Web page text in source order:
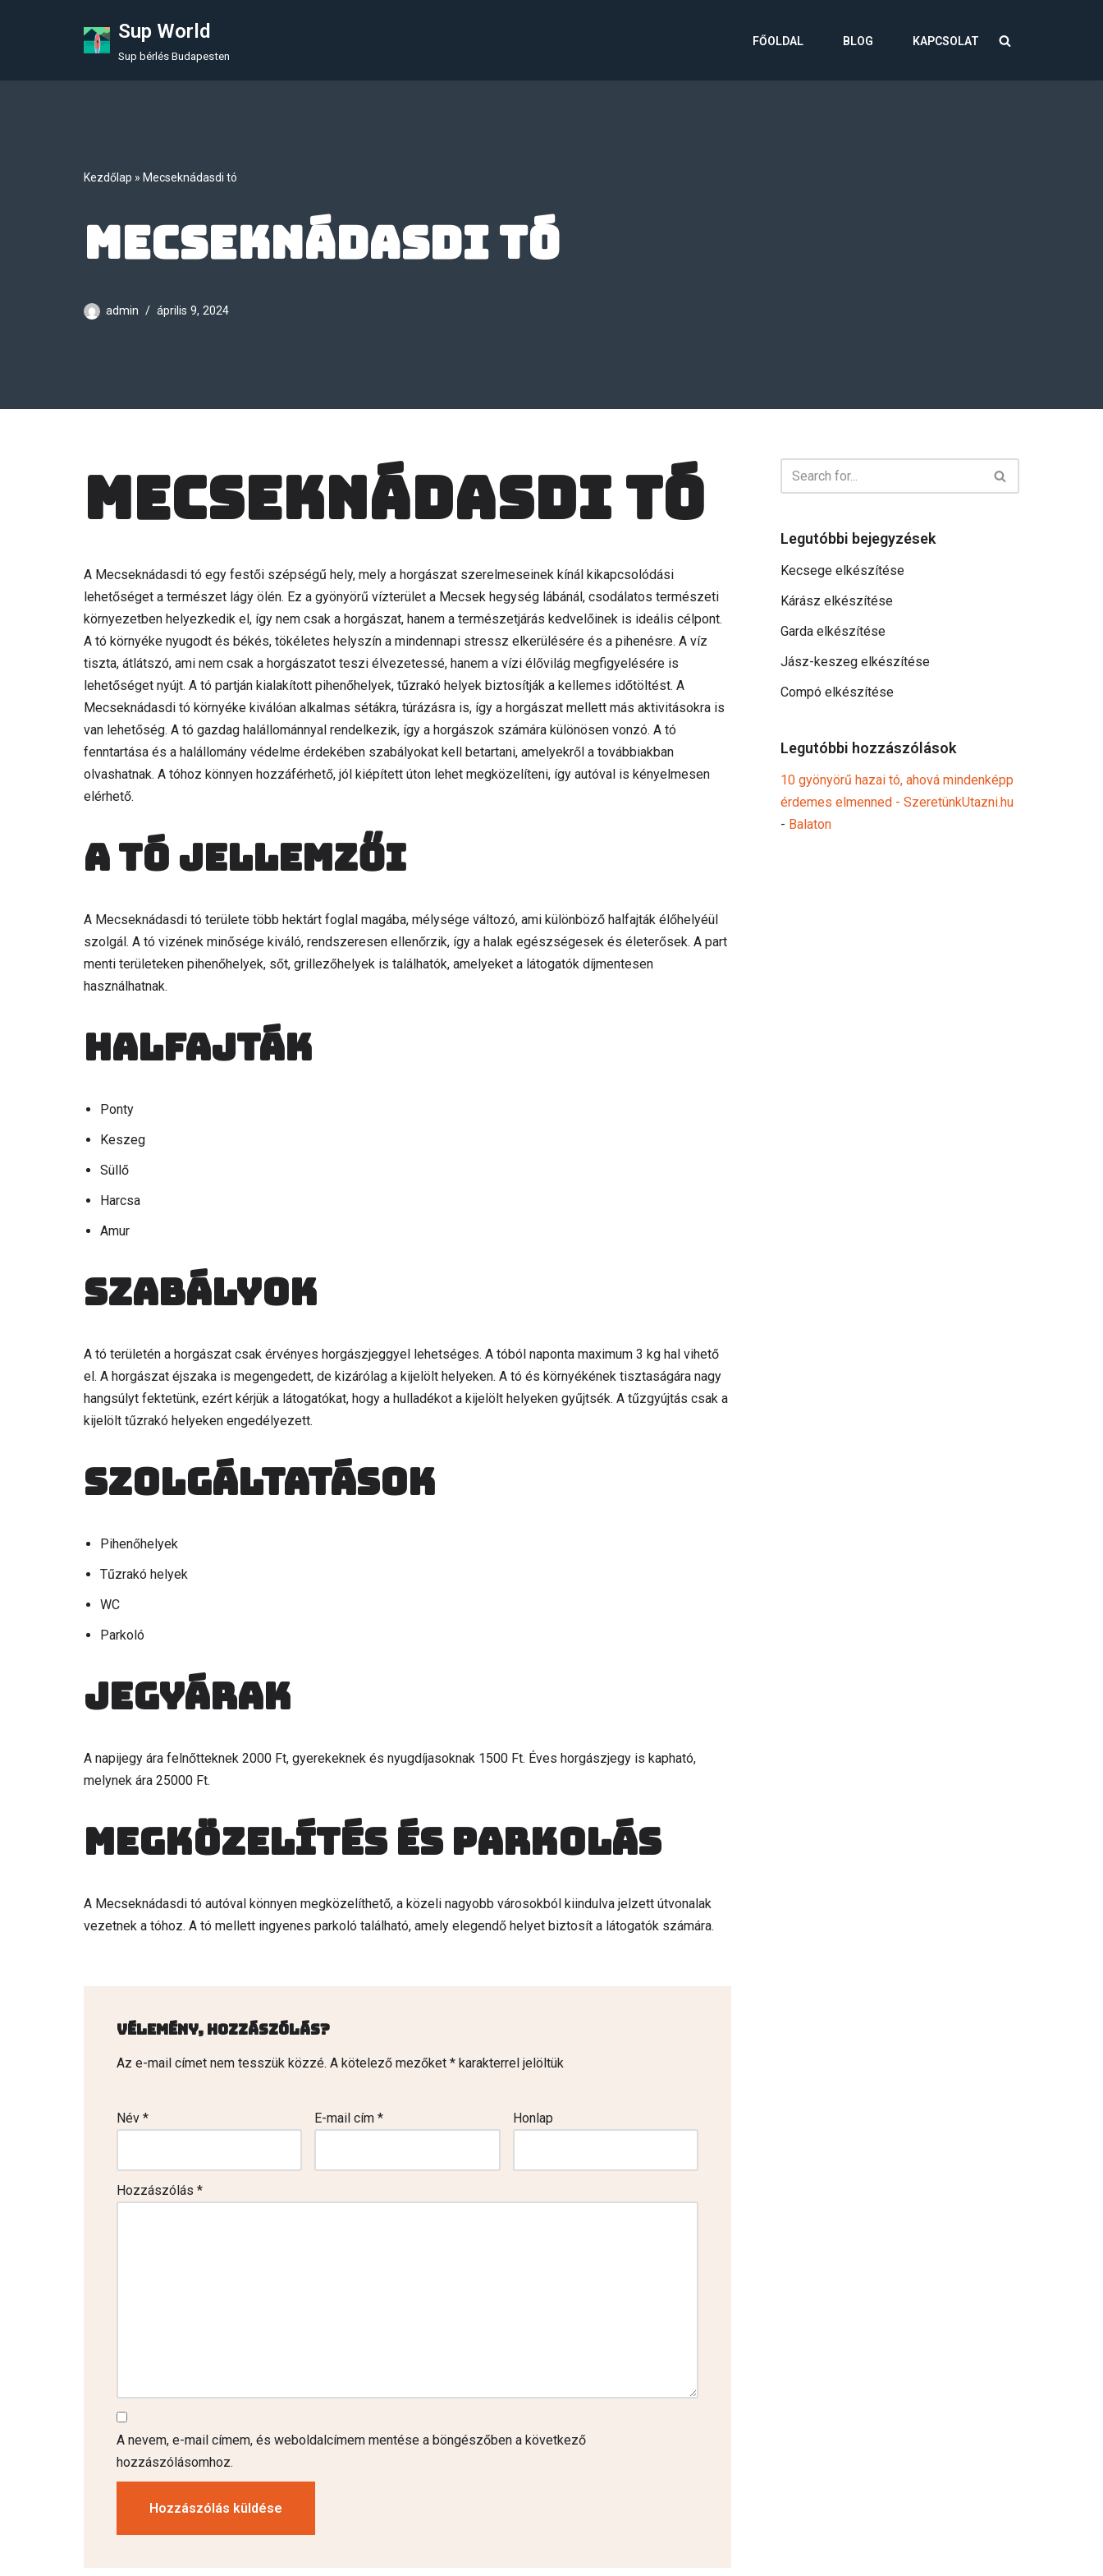
Sup World
Sup bérlés Budapesten
FŐOLDAL BLOG KAPCSOLAT
Kezdőlap » Mecseknádasdi tó
Mecseknádasdi tó
admin április 9, 2024
Mecseknádasdi tó
A Mecseknádasdi tó egy festői szépségű hely, mely a horgászat szerelmeseinek kínál kikapcsolódási
lehetőséget a természet lágy ölén. Ez a gyönyörű vízterület a Mecsek hegység lábánál, csodálatos természeti
környezetben helyezkedik el, így nem csak a horgászat, hanem a természetjárás kedvelőinek is ideális célpont.
A tó környéke nyugodt és békés, tökéletes helyszín a mindennapi stressz elkerülésére és a pihenésre. A víz
tiszta, átlátszó, ami nem csak a horgászatot teszi élvezetessé, hanem a vízi élővilág megfigyelésére is
lehetőséget nyújt. A tó partján kialakított pihenőhelyek, tűzrakó helyek biztosítják a kellemes időtöltést. A
Mecseknádasdi tó környéke kiválóan alkalmas sétákra, túrázásra is, így a horgászat mellett más aktivitásokra is
van lehetőség. A tó gazdag halállománnyal rendelkezik, így a horgászok számára különösen vonzó. A tó
fenntartása és a halállomány védelme érdekében szabályokat kell betartani, amelyekről a továbbiakban
olvashatnak. A tóhoz könnyen hozzáférhető, jól kiépített úton lehet megközelíteni, így autóval is kényelmesen
elérhető.
A tó jellemzői
A Mecseknádasdi tó területe több hektárt foglal magába, mélysége változó, ami különböző halfajták élőhelyéül
szolgál. A tó vizének minősége kiváló, rendszeresen ellenőrzik, így a halak egészségesek és életerősek. A part
menti területeken pihenőhelyek, sőt, grillezőhelyek is találhatók, amelyeket a látogatók díjmentesen
használhatnak.
Halfajták
Ponty
Keszeg
Süllő
Harcsa
Amur
Szabályok
A tó területén a horgászat csak érvényes horgászjeggyel lehetséges. A tóból naponta maximum 3 kg hal vihető
el. A horgászat éjszaka is megengedett, de kizárólag a kijelölt helyeken. A tó és környékének tisztaságára nagy
hangsúlyt fektetünk, ezért kérjük a látogatókat, hogy a hulladékot a kijelölt helyeken gyűjtsék. A tűzgyújtás csak a
kijelölt tűzrakó helyeken engedélyezett.
Szolgáltatások
Pihenőhelyek
Tűzrakó helyek
WC
Parkoló
Jegyárak
A napijegy ára felnőtteknek 2000 Ft, gyerekeknek és nyugdíjasoknak 1500 Ft. Éves horgászjegy is kapható,
melynek ára 25000 Ft.
Megközelítés és parkolás
A Mecseknádasdi tó autóval könnyen megközelíthető, a közeli nagyobb városokból kiindulva jelzett útvonalak
vezetnek a tóhoz. A tó mellett ingyenes parkoló található, amely elegendő helyet biztosít a látogatók számára.
Vélemény, hozzászólás?
Az e-mail címet nem tesszük közzé. A kötelező mezőket * karakterrel jelöltük
Név * E-mail cím* Honlap
Hozzászólás *
A nevem, e-mail címem, és weboldalcímem mentése a böngészőben a következő
hozzászólásomhoz.
Legutóbbi bejegyzések
Kecsege elkészítése
Kárász elkészítése
Garda elkészítése
Jász-keszeg elkészítése
Compó elkészítése
Legutóbbi hozzászólások
10 gyönyörű hazai tó, ahová mindenképp
érdemes elmenned - SzeretünkUtazni.hu
- Balaton